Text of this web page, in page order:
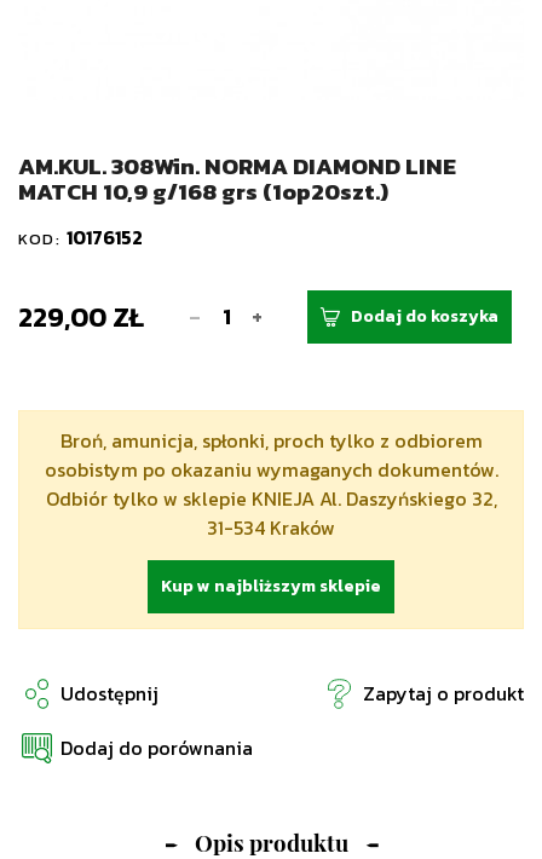
AM.KUL. 308Win. NORMA DIAMOND LINE
MATCH 10,9 g/168 grs (1op20szt.)
KOD: 10176152
229,00 ZŁ - + Dodaj do koszyka
Broń, amunicja, spłonki, proch tylko z odbiorem
osobistym po okazaniu wymaganych dokumentów.
Odbiór tylko w sklepie KNIEJA Al. Daszyńskiego 32,
31-534 Kraków
Kup w najbliższym sklepie
Udostępnij
Zapytaj o produkt
Dodaj do porównania
Opis produktu